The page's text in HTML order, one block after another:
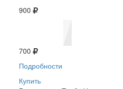
900
700
Подробности
Купить